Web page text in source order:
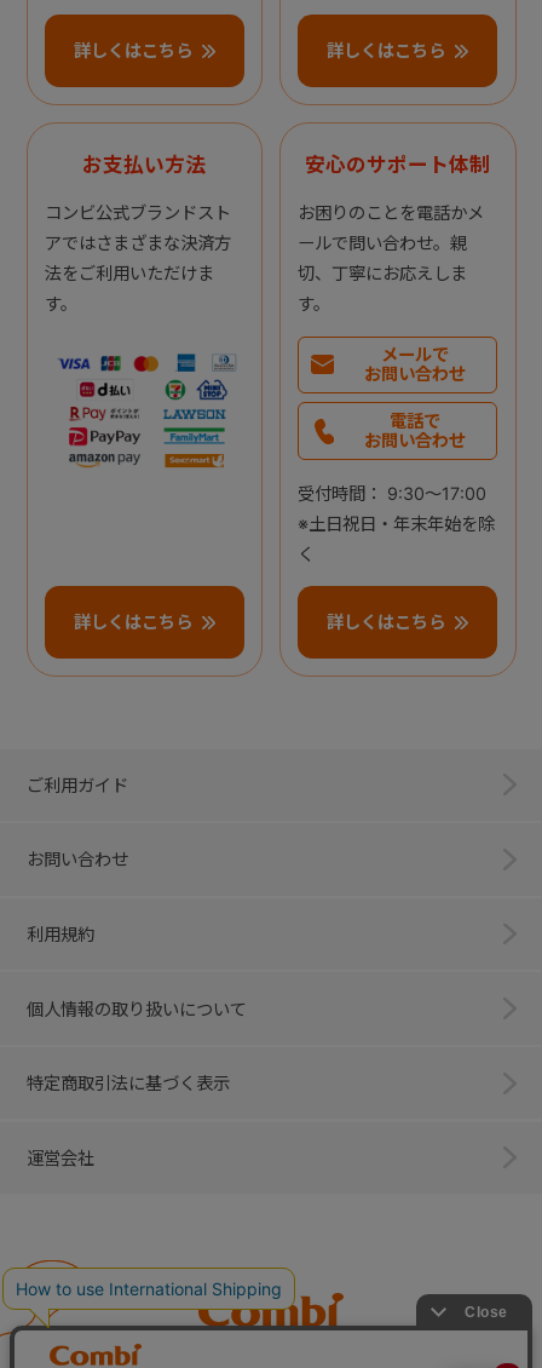
詳しくはこちら 詳しくはこちら
お支払い方法
コンビ公式ブランドスト
アではさまざまな決済方
法をご利用いただけま
す。
詳しくはこちら
安心のサポート体制
お困りのことを電話かメ
ールで問い合わせ。親
切、丁寧にお応えしま
す。
メールで
お問い合わせ
電話で
お問い合わせ
受付時間： 9:30～17:00
※土日祝日・年末年始を除
く
詳しくはこちら
ご利用ガイド
お問い合わせ
利用規約
個人情報の取り扱いについて
特定商取引法に基づく表示
運営会社